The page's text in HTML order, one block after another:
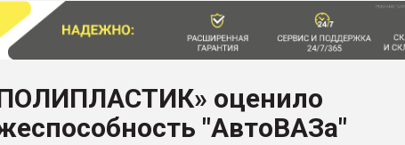
выходит на
рынке
ПЭТ
оценило
"АвтоВАЗа"